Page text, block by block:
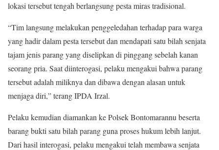
lokasi tersebut tengah berlangsung pesta miras tradisional.
“Tim langsung melakukan penggeledahan terhadap para warga
yang hadir dalam pesta tersebut dan mendapati satu bilah senjata
tajam jenis parang yang diselipkan di pinggang sebelah kanan
seorang pria. Saat diinterogasi, pelaku mengakui bahwa parang
tersebut adalah miliknya dan dibawa dengan alasan untuk
menjaga diri,” terang IPDA Irzal.
Pelaku kemudian diamankan ke Polsek Bontomarannu beserta
barang bukti satu bilah parang guna proses hukum lebih lanjut.
Dari hasil interogasi, pelaku mengakui telah membawa senjata